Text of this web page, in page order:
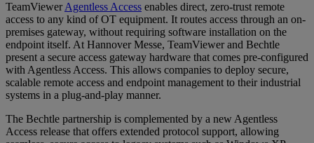
TeamViewerAgentless Access enables direct, zero-trust remote
access to any kind of OT equipment. It routes access through an on-
premises gateway, without requiring software installation on the
endpoint itself. At Hannover Messe, TeamViewer and Bechtle
present a secure access gateway hardware that comes pre-configured
with Agentless Access. This allows companies to deploy secure,
scalable remote access and endpoint management to their industrial
systems in a plug-and-play manner.
The Bechtle partnership is complemented by a new Agentless
Access release that offers extended protocol support, allowing